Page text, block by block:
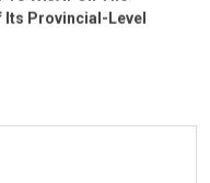
Its Provincial-Level